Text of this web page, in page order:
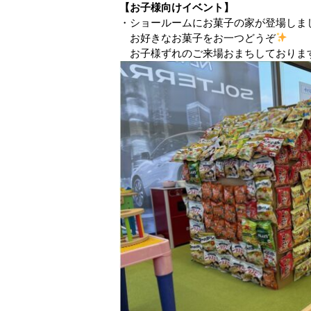
【お子様向けイベント】
・ショールームにお菓子の家が登場しま
お好きなお菓子をお一つどうぞ
お子様ずれのご来場おまちしておりま